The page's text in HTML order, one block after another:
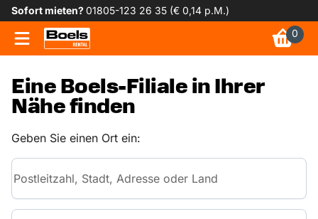
Sofort mieten?01805-123 26 35 (€ 0,14 p.M.)
0
Eine Boels-Filiale in Ihrer
Nähe finden
Geben Sie einen Ort ein: